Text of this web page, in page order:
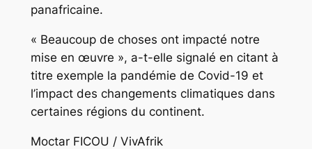
panafricaine.
« Beaucoup de choses ont impacté notre
mise en œuvre », a-t-elle signalé en citant à
titre exemple la pandémie de Covid-19 et
l’impact des changements climatiques dans
certaines régions du continent.
Moctar FICOU / VivAfrik